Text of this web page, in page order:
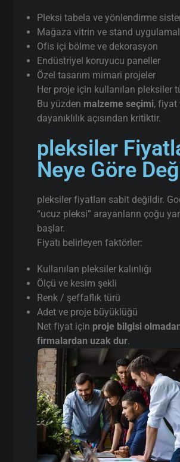
Pleksi tabela ve yönlendirme
Mağaza vitrin ve stand
Ofis içi bölme ve dekorasyon
Endüstriyel koruyucu paneller
Özel tasarım mimari projeler
Her proje için kullanılan pleksiler
Bu yüzden malzeme seçimi, fiyat
dayanıklılık açısından kritiktir.
pleksiler
Neye Göre
pleksiler fiyatları sabit değildir.
“ucuz pleksi” arayanların çoğu
başlar.
Fiyatı belirleyen faktörler:
Kullanılan pleksiler kalınlığı
Ölçü ve kesim şekli
Renk / şeffaflık türü
Adet ve proje büyüklüğü
Net fiyat için proje bilgisi
firmalardan uzak dur.